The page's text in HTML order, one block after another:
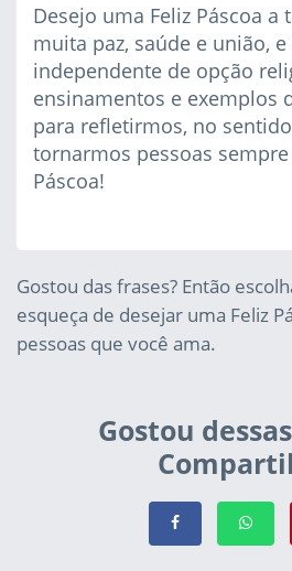
Desejo uma Feliz Páscoa a
muita paz, saúde e união,
independente de opção
ensinamentos e exemplos
para refletirmos, no
tornarmos pessoas
Páscoa!
Gostou das frases? Então
esqueça de desejar uma Feliz
pessoas que você ama.
Gostou